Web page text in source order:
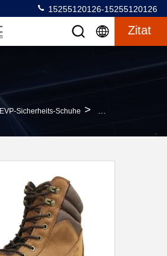
15255120126-15255120126
Zitat
EVP-Sicherheits-Schuhe > Anti-Einschlag-Anti-